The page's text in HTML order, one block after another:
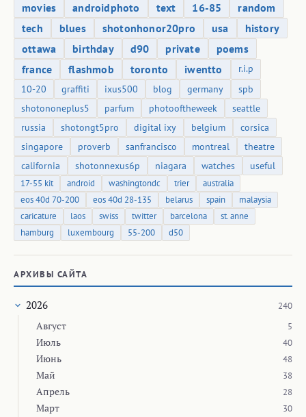
movies
androidphoto text 16-85
random
tech
blues shotonhonor20pro usa
history
ottawa
birthday d90 private
poems
france
flashmob toronto iwentto
r.i.p
10-20
graffiti ixus500 blog germany
spb
shotononeplus5
parfum photooftheweek
seattle
russia
shotongt5pro digital ixy belgium
corsica
singapore
proverb sanfrancisco montreal
theatre
california
shotonnexus6p niagara watches useful
17-55 kit android washingtondc trier
australia
eos 40d 70-200
eos 40d 28-135 belarus spain
malaysia
caricature
laos swiss twitter barcelona
st. anne
hamburg
luxembourg 55-200 d50
АРХИВЫ САЙТА
2026 240
Август 5
Июль 40
Июнь 48
Май 38
Апрель 28
Март 30